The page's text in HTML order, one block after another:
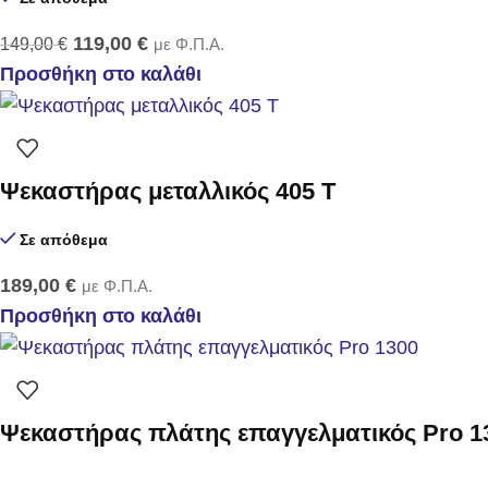
149,00€ 119,00 € με Φ.Π.Α.
Προσθήκη στο καλάθι
Ψεκαστήρας μεταλλικός 405 Τ
Σε απόθεμα
189,00 € με Φ.Π.Α.
Προσθήκη στο καλάθι
Ψεκαστήρας πλάτης επαγγελματικός Pro